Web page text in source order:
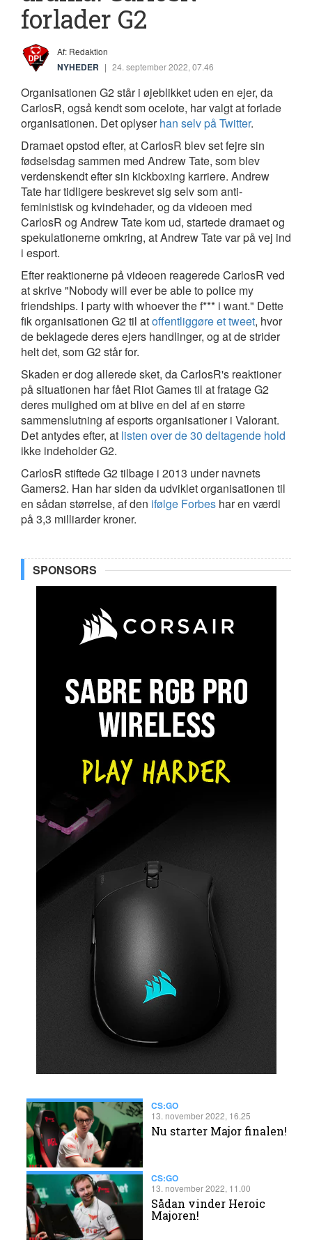
forlader G2
Af: Redaktion
NYHEDER | 24. september 2022, 07.46
Organisationen G2 står i øjeblikket uden en ejer, da
CarlosR, også kendt som ocelote, har valgt at forlade
organisationen. Det oplyserhan selv på Twitter.
Dramaet opstod efter, at CarlosR blev set fejre sin
fødselsdag sammen med Andrew Tate, som blev
verdenskendt efter sin kickboxing karriere. Andrew
Tate har tidligere beskrevet sig selv som anti-
feministisk og kvindehader, og da videoen med
CarlosR og Andrew Tate kom ud, startede dramaet og
spekulationerne omkring, at Andrew Tate var på vej ind
i esport.
Efter reaktionerne på videoen reagerede CarlosR ved
at skrive "Nobody will ever be able to police my
friendships. I party with whoever the f*** i want." Dette
fik organisationen G2 til atoffentliggøre et tweet, hvor
de beklagede deres ejers handlinger, og at de strider
helt det, som G2 står for.
Skaden er dog allerede sket, da CarlosR's reaktioner
på situationen har fået Riot Games til at fratage G2
deres mulighed om at blive en del af en større
sammenslutning af esports organisationer i Valorant.
Det antydes efter, at listen over de 30 deltagende hold
ikke indeholder G2.
CarlosR stiftede G2 tilbage i 2013 under navnets
Gamers2. Han har siden da udviklet organisationen til
en sådan størrelse, af den ifølge Forbes har en værdi
på 3,3 milliarder kroner.
SPONSORS
CS:GO
13. november 2022, 16.25
Nu starter Major finalen!
CS:GO
13. november 2022, 11.00
Sådan vinder Heroic
Majoren!